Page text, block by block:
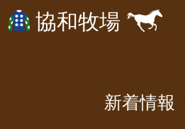
協和牧場
新着情報